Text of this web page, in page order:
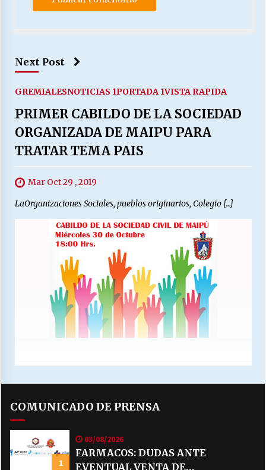
Next Post
GREMIALESNOTICIAS 1PORTADA 1VISTA RAPIDA
PRIMER CABILDO DE LA SOCIEDAD
ORGANIZADA DE MAIPU PARA
TRATAR TEMA PAIS
Mar Oct 29 , 2019
LaOrganizaciones Sociales, pueblos originarios, Colegio […]
COMUNICADO DE PRENSA
1
03/08/2026
FARMACOS: DUDAS ANTE
EVENTUAL VENTA DE